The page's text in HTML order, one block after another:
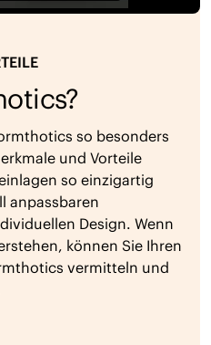
so besonders
und Vorteile
so einzigartig
anpassbaren
Design. Wenn
können Sie Ihren
vermitteln und